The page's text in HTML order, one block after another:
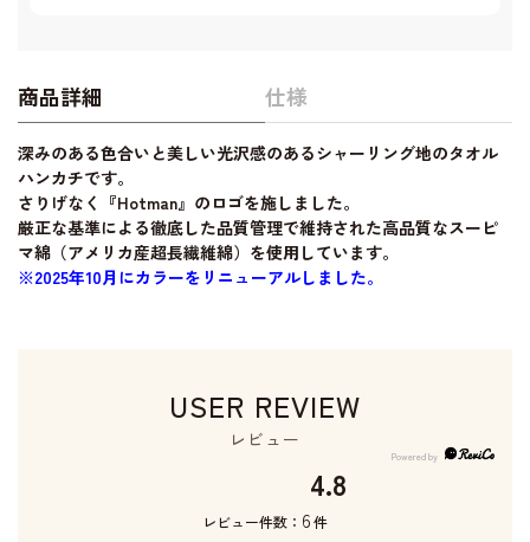
商品詳細 仕様
深みのある色合いと美しい光沢感のあるシャーリング地のタオル
ハンカチです。
さりげなく『Hotman』のロゴを施しました。
厳正な基準による徹底した品質管理で維持された高品質なスーピ
マ綿（アメリカ産超長繊維綿）を使用しています。
※2025年10月にカラーをリニューアルしました。
USER REVIEW
レビュー
4.8
レビュー件数： 6件